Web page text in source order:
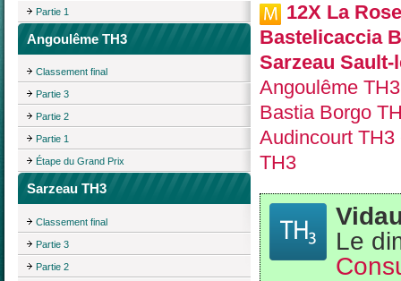
Partie 1
Angoulême TH3
Classement final
Partie 3
Partie 2
Partie 1
Étape du Grand Prix
Sarzeau TH3
Classement final
Partie 3
Partie 2
12X La
Bastelicaccia
Sarzeau
Angoulême TH3
Bastia Borgo
Audincourt TH3
TH3
Le